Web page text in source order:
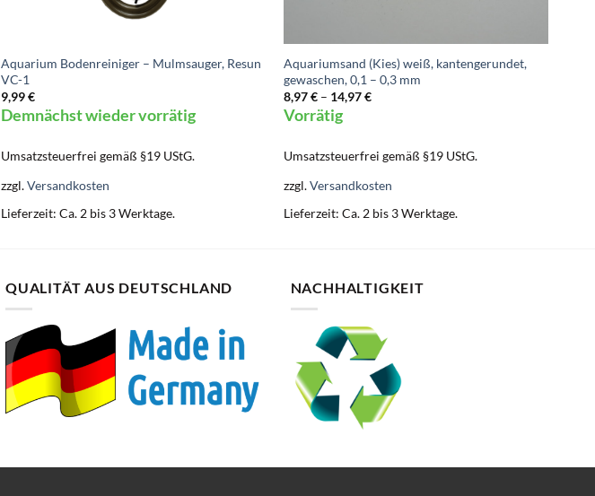
Aquarium Bodenreiniger – Mulmsauger, Resun
VC-1
9,99€
Demnächst wieder vorrätig
Umsatzsteuerfrei gemäß §19 UStG.
zzgl.Versandkosten
Lieferzeit: Ca. 2 bis 3 Werktage.
Aquariumsand (Kies) weiß, kantengerundet,
gewaschen, 0,1 – 0,3 mm
8,97€– 14,97€
Vorrätig
Umsatzsteuerfrei gemäß §19 UStG.
zzgl.Versandkosten
Lieferzeit: Ca. 2 bis 3 Werktage.
QUALITÄT AUS DEUTSCHLAND NACHHALTIGKEIT